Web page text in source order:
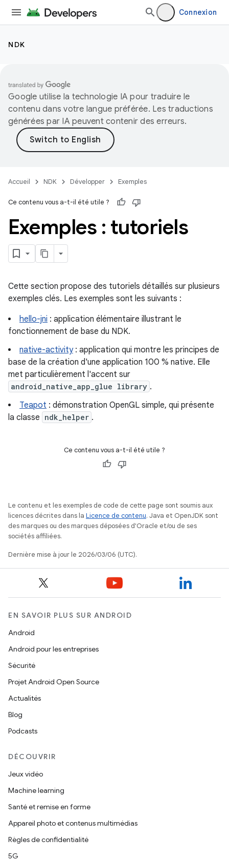
Connexion
NDK
Google utilise la technologie IA pour traduire le
contenu dans votre langue préférée. Les traductions
générées par IA peuvent contenir des erreurs.
Accueil NDK Développer Exemples
Ce contenu vous a-t-il été utile ?
Exemples : tutoriels
Cette section propose des tutoriels détaillés sur plusieurs
exemples clés. Les exemples sont les suivants :
hello-jni : application élémentaire illustrant le
fonctionnement de base du NDK.
native-activity: application qui montre les principes de
base de la création d'une application 100 % native. Elle
met particulièrement l'accent sur
android_native_app_glue library .
Teapot : démonstration OpenGL simple, qui présente
la classe ndk_helper .
Ce contenu vous a-t-il été utile ?
Le contenu et les exemples de code de cette page sont soumis aux
licences décrites dans la Licence de contenu. Java et OpenJDK sont
des marques ou des marques déposées d'Oracle et/ou de ses
sociétés affiliées.
Dernière mise à jour le 2026/03/06 (UTC).
EN SAVOIR PLUS SUR ANDROID
Android
Android pour les entreprises
Sécurité
Projet Android Open Source
Actualités
Blog
Podcasts
DÉCOUVRIR
Jeux vidéo
Machine learning
Santé et remise en forme
Appareil photo et contenus multimédias
Règles de confidentialité
5G